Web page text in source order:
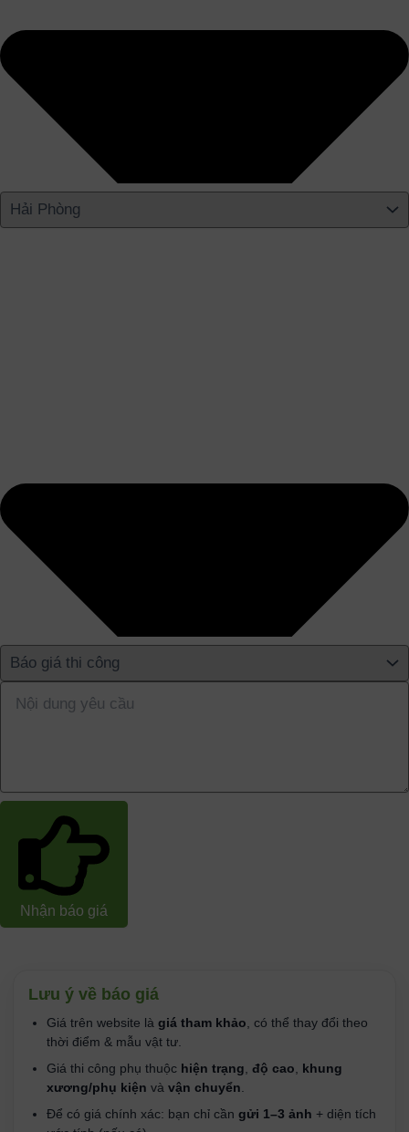
Nhận báo giá
Lưu ý về báo giá
Giá trên website là giá tham khảo , có thể thay đổi theo
thời điểm & mẫu vật tư.
Giá thi công phụ thuộc hiện trạng độ cao
khung
xương/phụ kiện và vận chuyển
Để có giá chính xác: bạn chỉ cần gửi 1–3 ảnh + diện tích
Ghi nhớ đăng nhập
Lost your password?